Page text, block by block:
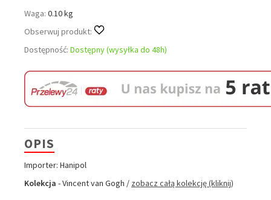
Waga: 0.10 kg
Obserwuj produkt:
Dostępność: Dostępny (wysyłka do 48h)
OPIS
Importer: Hanipol
Kolekcja - Vincent van Gogh / zobacz całą kolekcję (kliknij)